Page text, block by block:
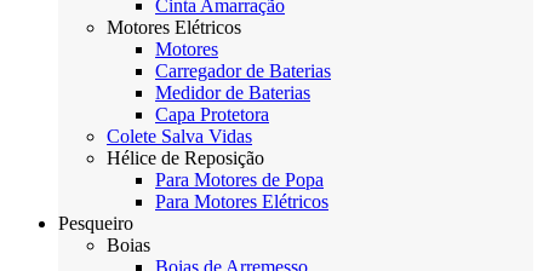
Cinta Amarração
Motores Elétricos
Motores
Carregador de Baterias
Medidor de Baterias
Capa Protetora
Colete Salva Vidas
Hélice de Reposição
Para Motores de Popa
Para Motores Elétricos
Pesqueiro
Boias
Boias de Arremesso